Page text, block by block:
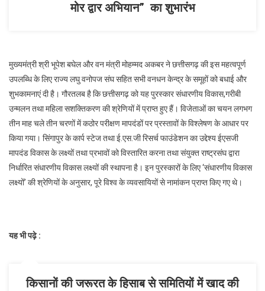
मोर द्वार अभियान” का शुभारंभ
मुख्यमंत्री श्री भूपेश बघेल और वन मंत्री मोहम्मद अकबर ने छत्तीसगढ़ की इस महत्वपूर्ण
उपलब्धि के लिए राज्य लघु वनोपज संघ सहित सभी वनधन केन्द्र के समूहों को बधाई और
शुभकामनाएं दी है। गौरतलब है कि छत्तीसगढ़ को यह पुरस्कार संधारणीय विकास,गरीबी
उन्मलन तथा महिला सशक्तिकरण की श्रेणियों में प्राप्त हुए हैं। विजेताओं का चयन लगभग
तीन माह चले तीन चरणों में कठोर परीक्षण मापदंडों पर प्रस्तावों के विश्लेषण के आधार पर
किया गया। सिंगापुर के कार्प स्टेज तथा ई.एस.जी रिसर्च फाउंडेशन का उद्देश्य ईएसजी
मापदंड विकास के लक्ष्यों तथा प्रभावों को विस्तारित करना तथा संयुक्त राष्ट्रसंघ द्वारा
निर्धारित संधारणीय विकास लक्ष्यों की स्थापना है। इन पुरस्कारों के लिए ‘संधारणीय विकास
लक्ष्यों’ की श्रेणियों के अनुसार, पूरे विश्व के व्यवसायियों से नामांकन प्राप्त किए गए थे।
यह भी पढ़े :
किसानों की जरूरत के हिसाब से समितियों में खाद की